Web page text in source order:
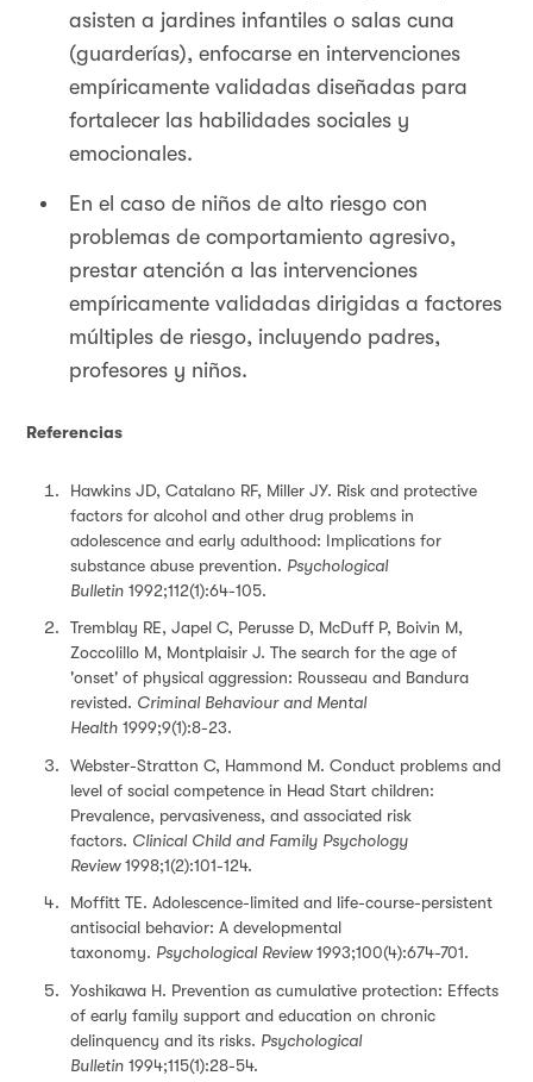
asisten a jardines infantiles o salas cuna
(guarderías), enfocarse en intervenciones
empíricamente validadas diseñadas para
fortalecer las habilidades sociales y
emocionales.
En el caso de niños de alto riesgo con
problemas de comportamiento agresivo,
prestar atención a las intervenciones
empíricamente validadas dirigidas a factores
múltiples de riesgo, incluyendo padres,
profesores y niños.
Referencias
Hawkins JD, Catalano RF, Miller JY. Risk and protective
factors for alcohol and other drug problems in
adolescence and early adulthood: Implications for
substance abuse prevention. Psychological
Bulletin 1992;112(1):64-105.
Tremblay RE, Japel C, Perusse D, McDuff P, Boivin M,
Zoccolillo M, Montplaisir J. The search for the age of
'onset' of physical aggression: Rousseau and Bandura
revisted. Criminal Behaviour and Mental
Health 1999;9(1):8-23.
Webster-Stratton C, Hammond M. Conduct problems and
level of social competence in Head Start children:
Prevalence, pervasiveness, and associated risk
factors. Clinical Child and Family Psychology
Review1998;1(2):101-124.
Moffitt TE. Adolescence-limited and life-course-persistent
antisocial behavior: A developmental
taxonomy. Psychological Review1993;100(4):674-701.
Yoshikawa H. Prevention as cumulative protection: Effects
of early family support and education on chronic
delinquency and its risks. Psychological
Bulletin 1994;115(1):28-54.